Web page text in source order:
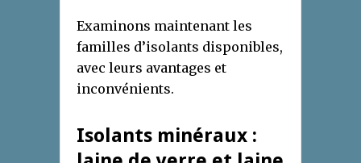
Examinons maintenant les
familles d’isolants disponibles,
avec leurs avantages et
inconvénients.
Isolants minéraux :